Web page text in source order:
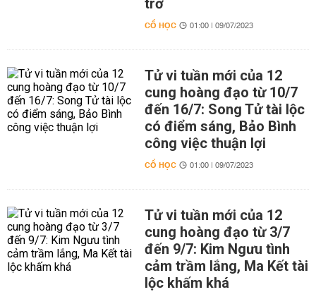
trở
CỔ HỌC 01:00 | 09/07/2023
Tử vi tuần mới của 12
cung hoàng đạo từ 10/7
đến 16/7: Song Tử tài lộc
có điểm sáng, Bảo Bình
công việc thuận lợi
CỔ HỌC 01:00 | 09/07/2023
Tử vi tuần mới của 12
cung hoàng đạo từ 3/7
đến 9/7: Kim Ngưu tình
cảm trầm lắng, Ma Kết tài
lộc khấm khá